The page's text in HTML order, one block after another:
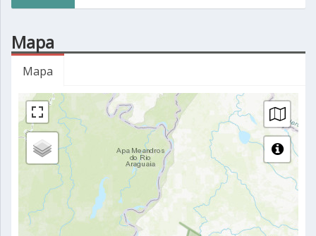
Mapa
Mapa